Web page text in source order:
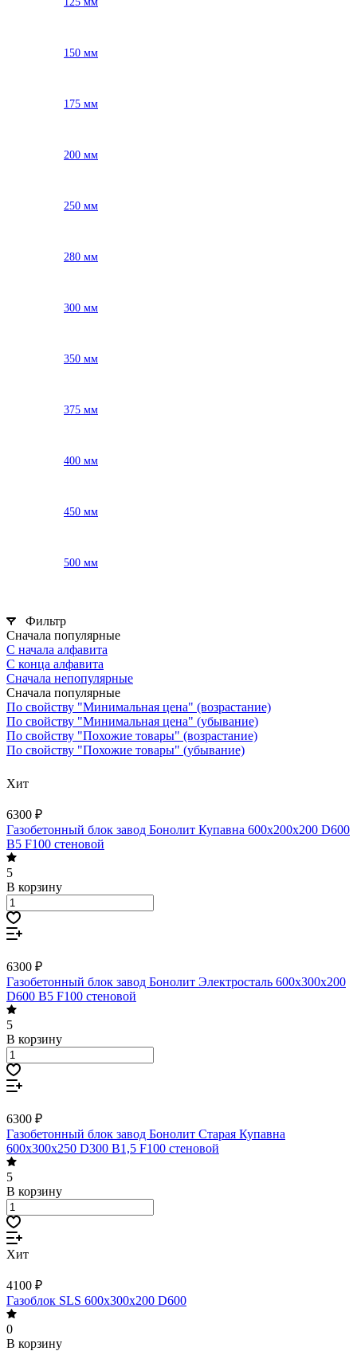
150 мм
175 мм
200 мм
250 мм
280 мм
300 мм
350 мм
375 мм
400 мм
450 мм
500 мм
Фильтр
Сначала популярные
С начала алфавита
С конца алфавита
Сначала непопулярные
Сначала популярные
По свойству "Минимальная цена" (возрастание)
По свойству "Минимальная цена" (убывание)
По свойству "Похожие товары" (возрастание)
По свойству "Похожие товары" (убывание)
Хит
6300 ₽
Газобетонный блок завод Бонолит Купавна 600х200х200 D600
B5 F100 стеновой
5
В корзину
6300 ₽
Газобетонный блок завод Бонолит Электросталь 600х300х200
D600 B5 F100 стеновой
5
В корзину
6300 ₽
Газобетонный блок завод Бонолит Старая Купавна
600х300х250 D300 B1,5 F100 стеновой
5
В корзину
Хит
4100 ₽
Газоблок SLS 600х300х200 D600
0
В корзину